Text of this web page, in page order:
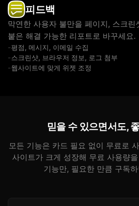
피드백
막연한 사용자 불만을 페이지, 스크린
붙은 해결 가능한 리포트로 바꾸세요.
평점, 메시지, 이메일 수집
스크린샷, 브라우저 정보, 로그 첨부
웹사이트에 맞게 위젯 조정
믿을 수 있으면서도,
모든 기능은 카드 필요 없이 무료로
사이트가 크게 성장해 무료 사용량
기능만, 필요한 만큼 구독